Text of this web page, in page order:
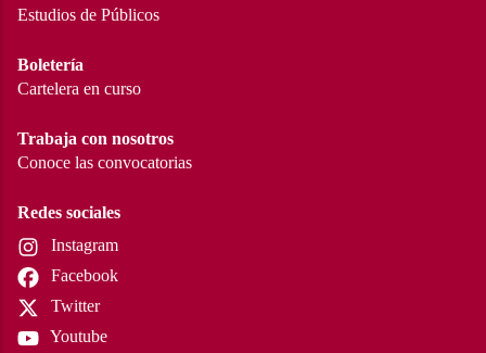
Estudios de Públicos
Boletería
Cartelera en curso
Trabaja con nosotros
Conoce las convocatorias
Redes sociales
Instagram
Facebook
Twitter
Youtube